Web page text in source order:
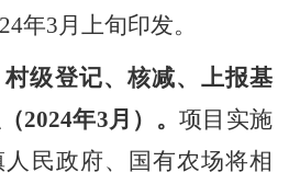
年3月上旬印发。
村级登记、核减、上报基
（2024年3月）。项目实施
民政府、国有农场将相